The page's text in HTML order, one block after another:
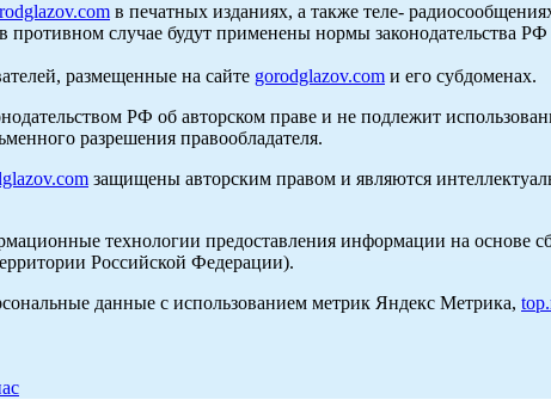
в печатных изданиях, а также теле-
противном случае будут применены нормы законодательства
размещенные на сайте gorodglazov.com и его субдоменах.
РФ об авторском праве и не подлежит
разрешения правообладателя.
защищены авторским правом и являются
технологии предоставления информации на основе
Российской Федерации).
данные с использованием метрик Яндекс Метрика,